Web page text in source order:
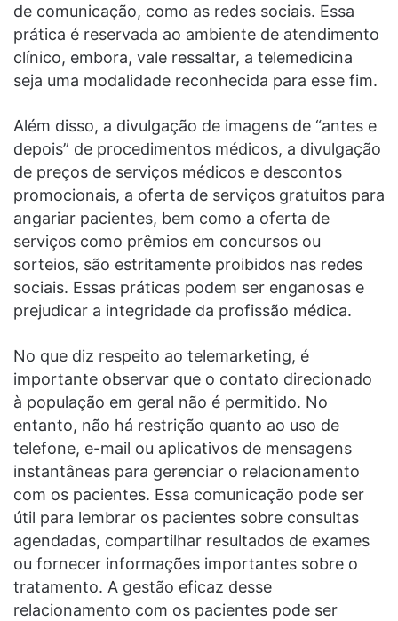
de comunicação, como as redes sociais. Essa
prática é reservada ao ambiente de atendimento
clínico, embora, vale ressaltar, a telemedicina
seja uma modalidade reconhecida para esse fim.
Além disso, a divulgação de imagens de “antes e
depois” de procedimentos médicos, a divulgação
de preços de serviços médicos e descontos
promocionais, a oferta de serviços gratuitos para
angariar pacientes, bem como a oferta de
serviços como prêmios em concursos ou
sorteios, são estritamente proibidos nas redes
sociais. Essas práticas podem ser enganosas e
prejudicar a integridade da profissão médica.
No que diz respeito ao telemarketing, é
importante observar que o contato direcionado
à população em geral não é permitido. No
entanto, não há restrição quanto ao uso de
telefone, e-mail ou aplicativos de mensagens
instantâneas para gerenciar o relacionamento
com os pacientes. Essa comunicação pode ser
útil para lembrar os pacientes sobre consultas
agendadas, compartilhar resultados de exames
ou fornecer informações importantes sobre o
tratamento. A gestão eficaz desse
relacionamento com os pacientes pode ser